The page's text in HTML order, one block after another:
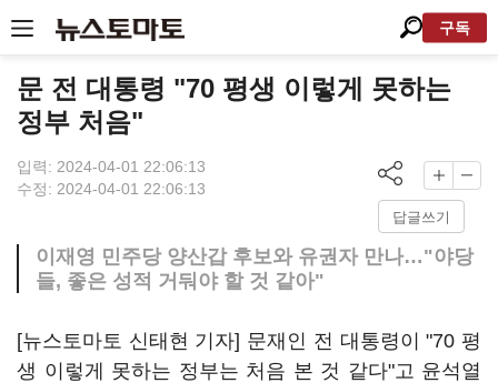
구독
문 전 대통령 "70 평생 이렇게 못하는
정부 처음"
입력: 2024-04-01 22:06:13
수정: 2024-04-01 22:06:13
답글쓰기
이재영 민주당 양산갑 후보와 유권자 만나…"야당
들, 좋은 성적 거둬야 할 것 같아"
[뉴스토마토 신태현 기자] 문재인 전 대통령이 "70 평
생 이렇게 못하는 정부는 처음 본 것 같다"고 윤석열